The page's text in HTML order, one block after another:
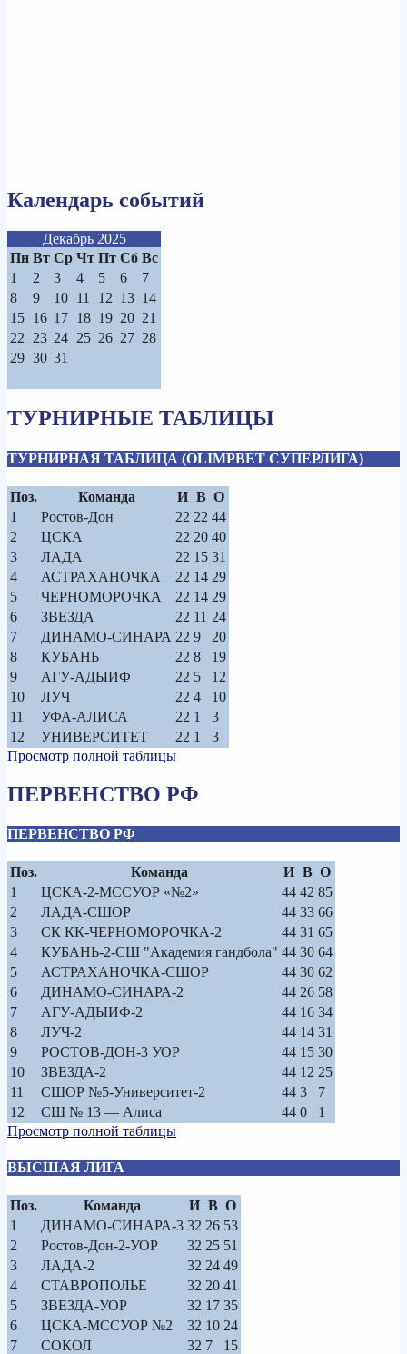
Календарь событий
Декабрь 2025
Пн Вт Ср Чт Пт Сб Вс
1
2 3 4 5 6
7
8
9 10 11 12 13 14
15 16 17 18 19 20 21
22
23 24 25 26 27 28
29 30 31
ТУРНИРНЫЕ ТАБЛИЦЫ
ТУРНИРНАЯ ТАБЛИЦА (OLIMPBET СУПЕРЛИГА)
Поз. Команда И В О
1
Ростов-Дон 22 22 44
2
ЦСКА 22 20 40
3
ЛАДА 22 15 31
4
АСТРАХАНОЧКА 22 14 29
5
ЧЕРНОМОРОЧКА 22 14 29
6
ЗВЕЗДА 22 11 24
7
ДИНАМО-СИНАРА 22 9
20
8
КУБАНЬ 22 8
19
9
АГУ-АДЫИФ 22 5
12
10
ЛУЧ 22 4
10
11
УФА-АЛИСА 22 1
3
12
УНИВЕРСИТЕТ 22 1
3
Просмотр полной таблицы
ПЕРВЕНСТВО РФ
ПЕРВЕНСТВО РФ
Поз. Команда И В О
1
ЦСКА-2-МССУОР «№2» 44 42 85
2
ЛАДА-СШОР 44 33 66
3
СК КК-ЧЕРНОМОРОЧКА-2 44 31 65
4
КУБАНЬ-2-СШ "Академия гандбола" 44 30 64
5
АСТРАХАНОЧКА-СШОР 44 30 62
6
ДИНАМО-СИНАРА-2 44 26 58
7
АГУ-АДЫИФ-2 44 16 34
8
ЛУЧ-2 44 14 31
9
РОСТОВ-ДОН-3 УОР 44 15 30
10
ЗВЕЗДА-2 44 12 25
11
СШОР №5-Университет-2 44 3
7
12
СШ № 13 — Алиса 44 0
1
Просмотр полной таблицы
ВЫСШАЯ ЛИГА
Поз. Команда И В О
1
ДИНАМО-СИНАРА-3 32 26 53
2
Ростов-Дон-2-УОР 32 25 51
3
ЛАДА-2 32 24 49
4
СТАВРОПОЛЬЕ 32 20 41
5
ЗВЕЗДА-УОР 32 17 35
6
ЦСКА-МССУОР №2 32 10 24
7
СОКОЛ 32 7
15